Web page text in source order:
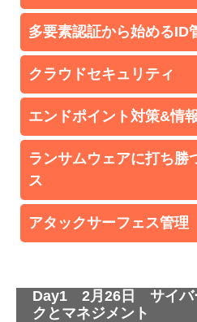
多要素認証から始めるID
クラウドセキュリティ
エンドポイント対策&情
ランサムウェアに打ち勝
ス
アタックサーフェス管理
Day1 2月26日 サイバ
クとマネジメント